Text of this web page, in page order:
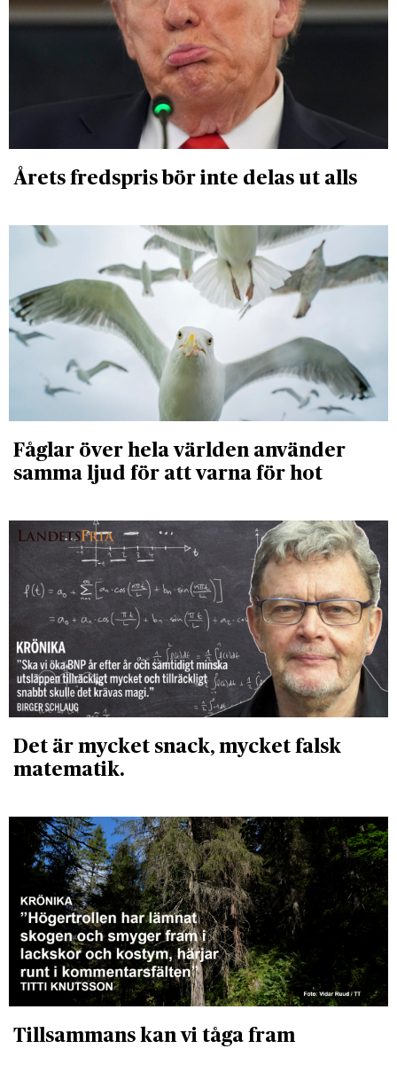
Årets fredspris bör inte delas ut alls
Fåglar över hela världen använder
samma ljud för att varna för hot
Det är mycket snack, mycket falsk
matematik.
Tillsammans kan vi tåga fram